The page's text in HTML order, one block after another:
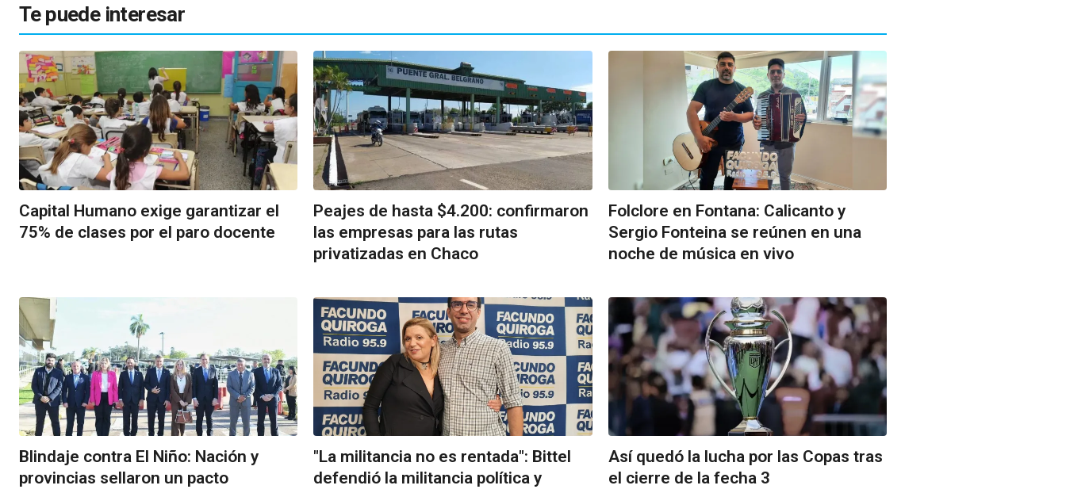
Te puede interesar
Capital Humano exige garantizar el
75% de clases por el paro docente
Peajes de hasta $4.200: confirmaron
las empresas para las rutas
privatizadas en Chaco
Folclore en Fontana: Calicanto y
Sergio Fonteina se reúnen en una
noche de música en vivo
Blindaje contra El Niño: Nación y
provincias sellaron un pacto
"La militancia no es rentada": Bittel
defendió la militancia política y
Así quedó la lucha por las Copas tras
el cierre de la fecha 3